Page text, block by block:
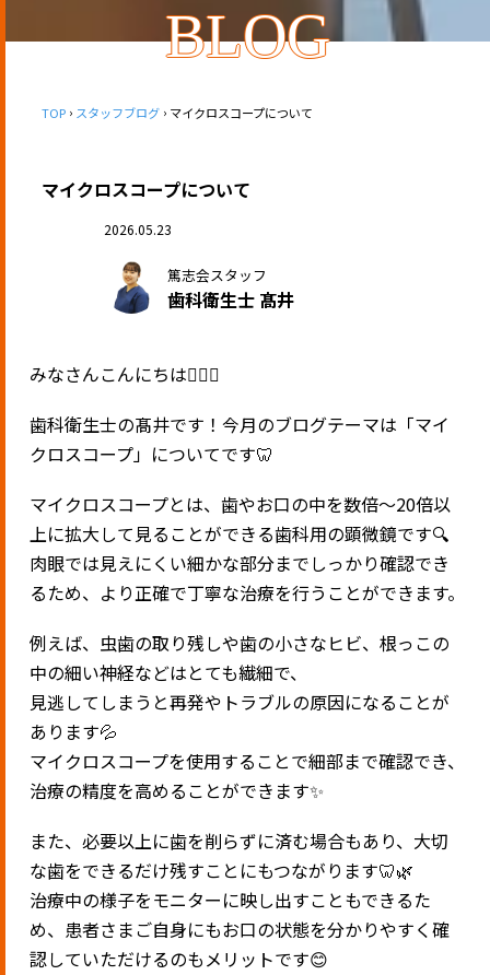
BLOG
TOP スタッフブログ マイクロスコープについて
マイクロスコープについて
2026.05.23
篤志会スタッフ
歯科衛生士 髙井
みなさんこんにちは🧚🏼‍♂️
歯科衛生士の髙井です！今月のブログテーマは「マイ
クロスコープ」についてです🦷
マイクロスコープとは、歯やお口の中を数倍〜20倍以
上に拡大して見ることができる歯科用の顕微鏡です🔍
肉眼では見えにくい細かな部分までしっかり確認でき
るため、より正確で丁寧な治療を行うことができます。
例えば、虫歯の取り残しや歯の小さなヒビ、根っこの
中の細い神経などはとても繊細で、
見逃してしまうと再発やトラブルの原因になることが
あります💦
マイクロスコープを使用することで細部まで確認でき、
治療の精度を高めることができます✨
また、必要以上に歯を削らずに済む場合もあり、大切
な歯をできるだけ残すことにもつながります🦷🌿
治療中の様子をモニターに映し出すこともできるた
め、患者さまご自身にもお口の状態を分かりやすく確
認していただけるのもメリットです😊